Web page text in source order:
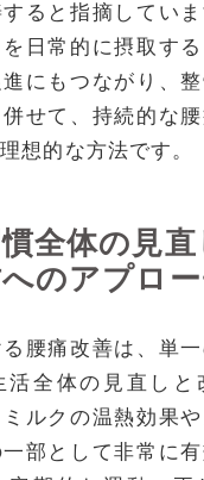
ると指摘してい
日常的に摂取す
にもつながり、
せて、持続的な
想的な方法です。
全体の見
のアプロ
腰痛改善は、単
活全体の見直しと
ルクの温熱効果
部として非常に